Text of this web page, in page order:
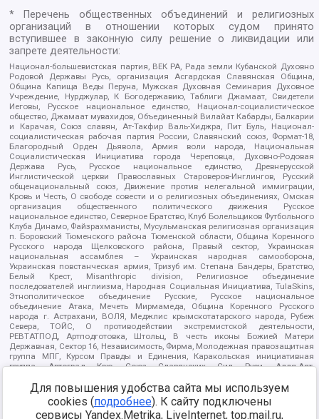
* Перечень общественных объединений и религиозных
организаций в отношении которых судом принято
вступившее в законную силу решение о ликвидации или
запрете деятельности:
Национал-большевистская партия, ВЕК РА, Рада земли Кубанской Духовно
Родовой Державы Русь, организация Асгардская Славянская Община,
Община Капища Веды Перуна, Мужская Духовная Семинария Духовное
Учреждение, Нурджулар, К Богодержавию, Таблиги Джамаат, Свидетели
Иеговы, Русское национальное единство, Национал-социалистическое
общество, Джамаат мувахидов, Объединенный Вилайат Кабарды, Балкарии
и Карачая, Союз славян, Ат-Такфир Валь-Хиджра, Пит Буль, Национал-
социалистическая рабочая партия России, Славянский союз, Формат-18,
Благородный Орден Дьявола, Армия воли народа, Национальная
Социалистическая Инициатива города Череповца, Духовно-Родовая
Держава Русь, Русское национальное единство, Древнерусской
Инглистической церкви Православных Староверов-Инглингов, Русский
общенациональный союз, Движение против нелегальной иммиграции,
Кровь и Честь, О свободе совести и о религиозных объединениях, Омская
организация общественного политического движения Русское
национальное единство, Северное Братство, Клуб Болельщиков Футбольного
Клуба Динамо, Файзрахманисты, Мусульманская религиозная организация
п. Боровский Тюменского района Тюменской области, Община Коренного
Русского народа Щелковского района, Правый сектор, Украинская
национальная ассамблея – Украинская народная самооборона,
Украинская повстанческая армия, Тризуб им. Степана Бандеры, Братство,
Белый Крест, Misanthropic division, Религиозное объединение
последователей инглиизма, Народная Социальная Инициатива, TulaSkins,
Этнополитическое объединение Русские, Русское национальное
объединение Атака, Мечеть Мирмамеда, Община Коренного Русского
народа г. Астрахани, ВОЛЯ, Меджлис крымскотатарского народа, Рубеж
Севера, ТОЙС, О противодействии экстремистской деятельности,
РЕВТАТПОД, Артподготовка, Штольц, В честь иконы Божией Матери
Державная, Сектор 16, Независимость, Фирма, Молодежная правозащитная
группа МПГ, Курсом Правды и Единения, Каракольская инициативная
группа, Автоград Крю, Союз Славянских Сил Руси, Алля-Аят,
Арестантское уголовное единство, Башкорт, Нация и свобода, W.H.С., Фалунь
Дафа, Иртыш Ultras, Русский Патриотический клуб-Новокузнецк/РПК,
Сибирский державный союз, Фонд борьбы с коррупцией, Фонд защиты прав
граждан, Штабы Навального, Совет граждан СССР Прикубанского округа г.
Для повышения удобства сайта мы используем
cookies (подробнее). К сайту подключены
сервисы Yandex.Metrika, LiveInternet, top.mail.ru,